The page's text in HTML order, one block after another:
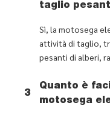
taglio
Sì, la motosega
attività di taglio,
pesanti di alberi,
3
Quanto è
motosega